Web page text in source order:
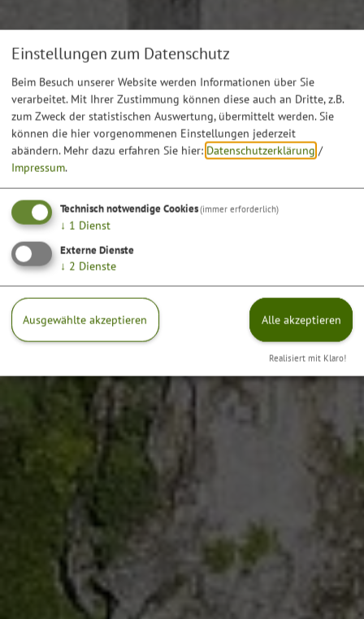
Einstellungen zum Datenschutz
Beim Besuch unserer Website werden Informationen über Sie
verarbeitet. Mit Ihrer Zustimmung können diese auch an Dritte, z.B.
zum Zweck der statistischen Auswertung, übermittelt werden. Sie
können die hier vorgenommenen Einstellungen jederzeit
abändern. Mehr dazu erfahren Sie hier: Datenschutzerklärung /
Impressum.
Technisch notwendige Cookies(immer erforderlich)
↓ 1 Dienst
Externe Dienste
↓ 2 Dienste
Ausgewählte akzeptieren Alle akzeptieren
Realisiert mit Klaro!